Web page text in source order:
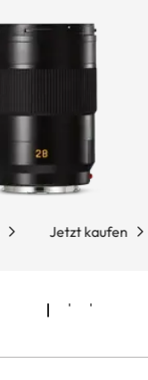
Jetzt kaufen